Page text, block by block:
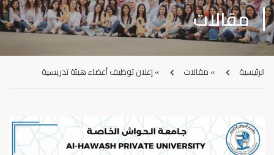
مقالات
الرئيسية » مقالات »إعلان توظيف أعضاء هيئة تدريسية